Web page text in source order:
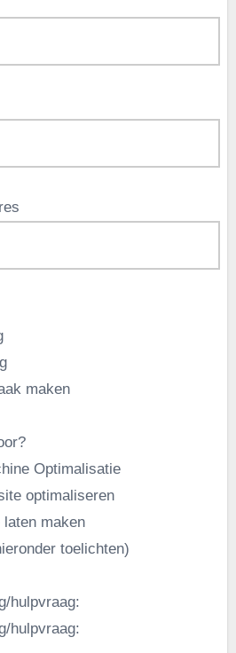
maken
Optimalisatie
optimaliseren
laten maken
toelichten)
hulpvraag:
hulpvraag: